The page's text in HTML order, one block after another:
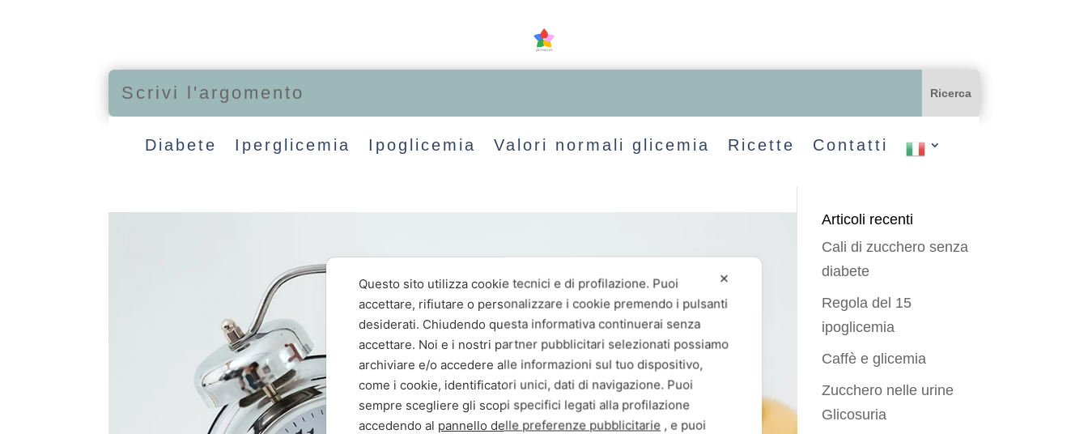
Diabete Iperglicemia Ipoglicemia Valori normali glicemia Ricette Contatti
Articoli recenti
Cali di zucchero senza
diabete
Regola del 15
ipoglicemia
Caffè e glicemia
Zucchero nelle urine
Glicosuria
✕
Questo sito utilizza cookie tecnici e di profilazione. Puoi
accettare, rifiutare o personalizzare i cookie premendo i pulsanti
desiderati. Chiudendo questa informativa continuerai senza
accettare. Noi e i nostri partner pubblicitari selezionati possiamo
archiviare e/o accedere alle informazioni sul tuo dispositivo,
come i cookie, identificatori unici, dati di navigazione. Puoi
sempre scegliere gli scopi specifici legati alla profilazione
accedendo al pannello delle preferenze pubblicitarie , e puoi